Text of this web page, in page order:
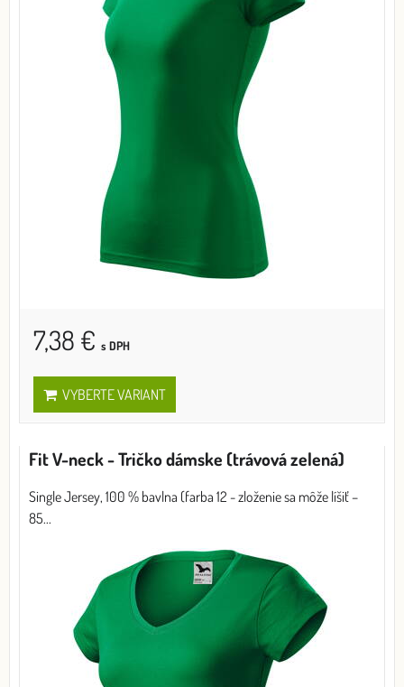
7,38 € s DPH
VYBERTE VARIANT
Fit V-neck - Tričko dámske (trávová zelená)
Single Jersey, 100 % bavlna (farba 12 - zloženie sa môže líšiť –
85...